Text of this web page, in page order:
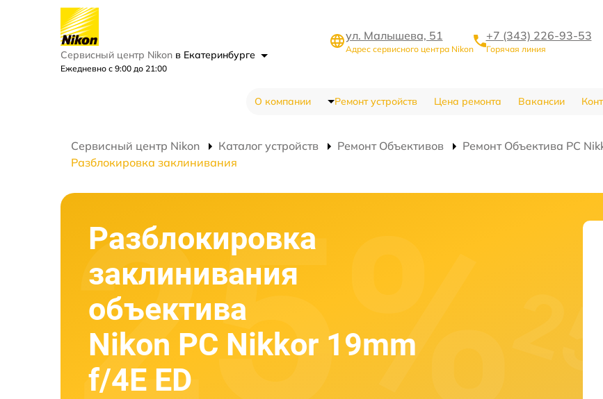
Сервисный центр Nikon в Екатеринбурге
Ежедневно с 9:00 до 21:00
ул. Малышева, 51
Адрес сервисного центра Nikon
+7 (343) 226-93-53
Горячая линия
О компании Ремонт устройств Цена ремонта Вакансии
Сервисный центр Nikon Каталог устройств Ремонт Объективов
Ремонт Объектива PC
Разблокировка заклинивания
Разблокировка
заклинивания
объектива
Nikon PC Nikkor 19mm
f/4E ED